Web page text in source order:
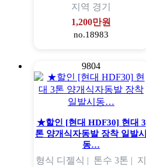
지역 경기
1,200만원
no.18983
9804
★할인 [현대 HDF30] 현대 3
톤 양개식자동발 장착 일발시
동…
형식 디젤식 | 톤수 3톤 | 지